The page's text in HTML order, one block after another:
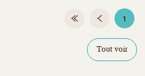
Première page
Page 1Page 1
Tout voir